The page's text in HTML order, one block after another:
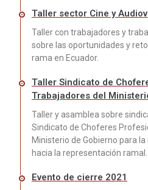
Taller sector Cine y
Taller con trabajadores y
sobre las oportunidades y
rama en Ecuador.
Taller Sindicato de
Trabajadores del
Taller y asamblea sobre
Sindicato de Choferes
Ministerio de Gobierno para
hacia la representación ramal.
Evento de cierre 2021